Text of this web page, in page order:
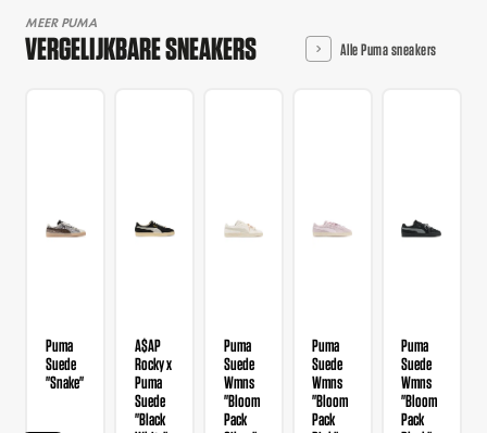
MEER PUMA
VERGELIJKBARE SNEAKERS Alle Puma sneakers
Puma
Suede
"Snake"
A$AP
Rocky x
Puma
Suede
"Black
Puma
Suede
Wmns
"Bloom
Pack
Puma
Suede
Wmns
"Bloom
Pack
Puma
Suede
Wmns
"Bloom
Pack